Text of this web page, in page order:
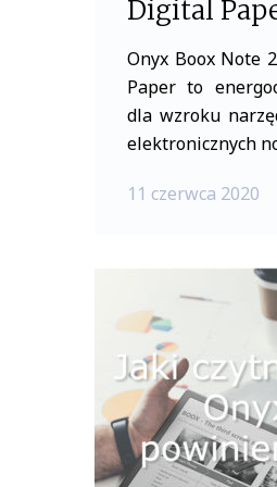
Digital
Onyx Boox Note
Paper to
dla wzroku
elektronicznych
11 czerwca 2020